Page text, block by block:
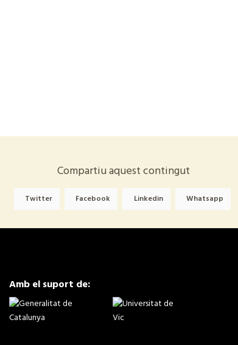
Compartiu aquest contingut
Twitter Facebook Linkedin Whatsapp
Amb el suport de: